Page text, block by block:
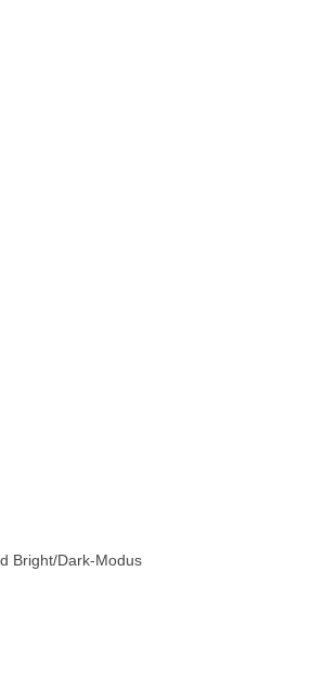
Bright/Dark-Modus